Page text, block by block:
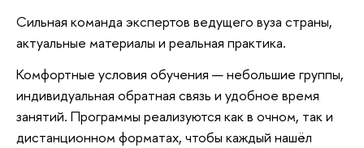
Сильная команда экспертов ведущего вуза страны,
актуальные материалы и реальная практика.
Комфортные условия обучения — небольшие группы,
индивидуальная обратная связь и удобное время
занятий. Программы реализуются как в очном, так и
дистанционном форматах, чтобы каждый нашёл